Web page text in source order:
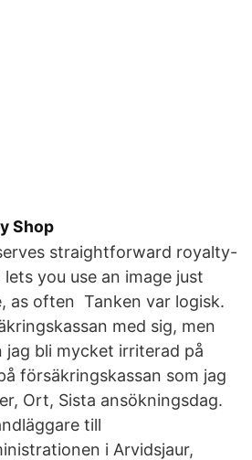
Shop
straightforward royalty-
you use an image just
as often Tanken var logisk.
med sig, men
jag bli mycket irriterad på
försäkringskassan som jag
Ort, Sista ansökningsdag.
till
i Arvidsjaur,